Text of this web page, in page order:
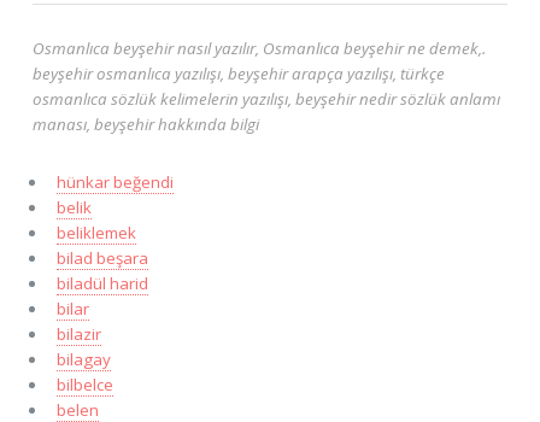
Osmanlıca beyşehir nasıl yazılır, Osmanlıca beyşehir ne demek,.
beyşehir osmanlıca yazılışı, beyşehir arapça yazılışı, türkçe
osmanlıca sözlük kelimelerin yazılışı, beyşehir nedir sözlük anlamı
manası, beyşehir hakkında bilgi
hünkar beğendi
belik
beliklemek
bilad beşara
biladül harid
bilar
bilazir
bilagay
bilbelce
belen